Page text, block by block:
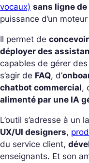
vocaux) sans ligne de
puissance d’un
Il permet de
déployer des
capables de gérer
s’agir de FAQ, d’
chatbot commercial,
alimenté par une IA
L’outil s’adresse à un
UX/UI designers,
du service client,
enseignants. Et son